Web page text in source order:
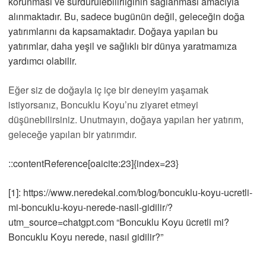
alınmaktadır. Bu, sadece bugünün değil, geleceğin doğa
yatırımlarını da kapsamaktadır. Doğaya yapılan bu
yatırımlar, daha yeşil ve sağlıklı bir dünya yaratmamıza
yardımcı olabilir.
Eğer siz de doğayla iç içe bir deneyim yaşamak
istiyorsanız, Boncuklu Koyu’nu ziyaret etmeyi
düşünebilirsiniz. Unutmayın, doğaya yapılan her yatırım,
geleceğe yapılan bir yatırımdır.
::contentReference[oaicite:23]{index=23}
[1]: https://www.neredekal.com/blog/boncuklu-koyu-ucretli-
mi-boncuklu-koyu-nerede-nasil-gidilir/?
utm_source=chatgpt.com “Boncuklu Koyu ücretli mi?
Boncuklu Koyu nerede, nasıl gidilir?”